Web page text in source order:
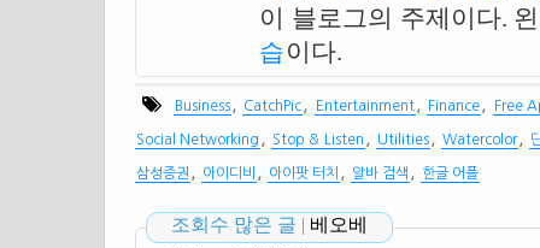
이 블로그의 주제이다.
습이다.
Business CatchPic Entertainment Finance Free
Social Networking Stop & Listen Utilities Watercolor,
삼성증권 아이디비 아이팟 터치 알바 검색 한글 어플
조회수 많은 글 | 베오베